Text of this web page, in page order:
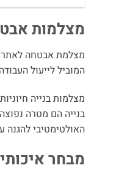
היה: הוא:
מצלמות
מצלמת אבטחה
המוביל לייעול
מצלמות בנייה
בנייה הם מטרה
האולטימטיבי להגנה
מבחר